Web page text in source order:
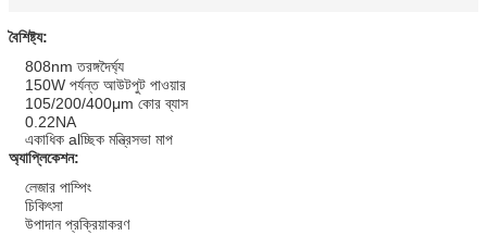
বৈশিষ্ট্য:
808nm তরঙ্গদৈর্ঘ্য
150W পর্যন্ত আউটপুট পাওয়ার
105/200/400μm কোর ব্যাস
0.22NA
একাধিক alচ্ছিক মন্ত্রিসভা মাপ
অ্যাপ্লিকেশন:
লেজার পাম্পিং
চিকিৎসা
উপাদান প্রক্রিয়াকরণ